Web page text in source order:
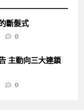
斷髮式
0
主動向三大連鎖
0